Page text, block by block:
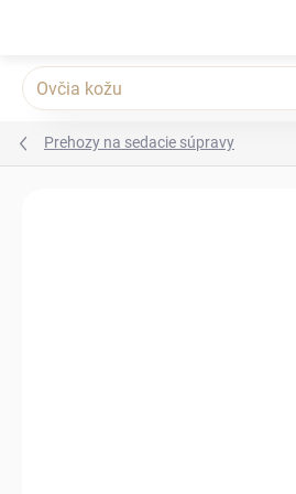
Prehozy na sedacie súpravy